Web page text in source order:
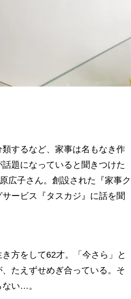
するなど、家事は名もなき作
題になっていると聞きつけた
広子さん。創設された『家事ク
ービス『タスカジ』に話を聞
方をして62才。「今さら」と
たえずせめぎ合っている。そ
い…。